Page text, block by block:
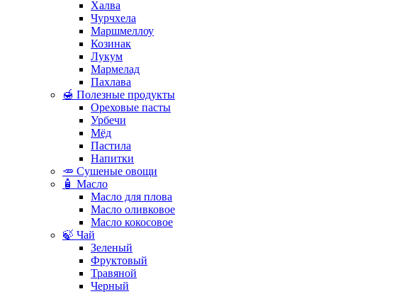
Халва
Чурчхела
Маршмеллоу
Козинак
Лукум
Мармелад
Пахлава
🍯 Полезные продукты
Ореховые пасты
Урбечи
Мёд
Пастила
Напитки
🥕 Сушеные овощи
🧴 Масло
Масло для плова
Масло оливковое
Масло кокосовое
🍃 Чай
Зеленый
Фруктовый
Травяной
Черный